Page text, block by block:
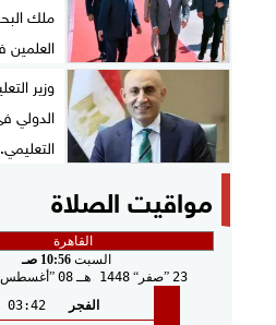
ملك
وزير
الدولي
مواقيت الصلاة
السبت 10:56 صـ
23 صفر 1448 هـ 08 أغسطس
الفجر
03:42